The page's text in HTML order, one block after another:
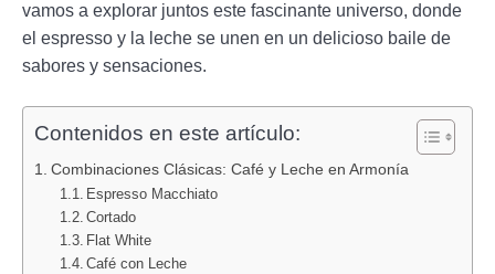
vamos a explorar juntos este fascinante universo, donde
el espresso y la leche se unen en un delicioso baile de
sabores y sensaciones.
Contenidos en este artículo:
Combinaciones Clásicas: Café y Leche en Armonía
Espresso Macchiato
Cortado
Flat White
Café con Leche